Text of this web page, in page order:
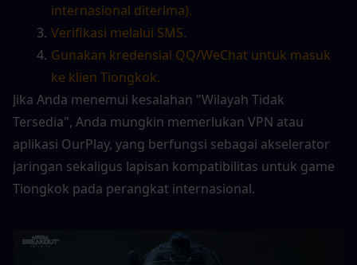
internasional diterima).
Verifikasi melalui SMS.
Gunakan kredensial QQ/WeChat untuk masuk
ke klien Tiongkok.
Jika Anda menemui kesalahan "Wilayah Tidak
Tersedia", Anda mungkin memerlukan VPN atau
aplikasi OurPlay, yang berfungsi sebagai akselerator
jaringan sekaligus lapisan kompatibilitas untuk game
Tiongkok pada perangkat internasional.